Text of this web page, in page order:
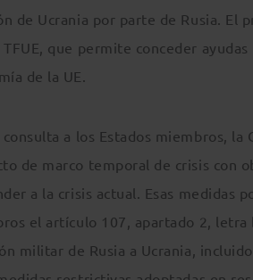
de Ucrania por parte de Rusia. El
TFUE, que permite conceder
de la UE.
consulta a los Estados miembros,
de marco temporal de crisis con
a la crisis actual. Esas medidas
el artículo 107, apartado 2,
militar de Rusia a Ucrania,